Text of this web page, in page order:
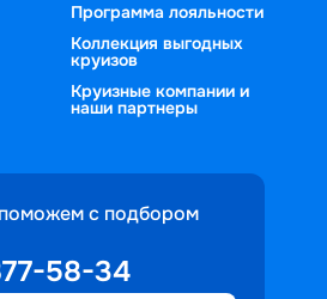
Программа лояльности
Коллекция выгодных
круизов
Круизные компании и
наши партнеры
с подбором
58-34